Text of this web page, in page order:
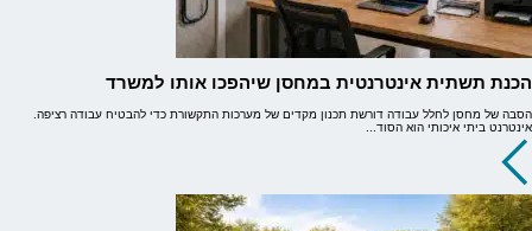
הכנת תשתית אינטרנטית במחסן שיהפכו אותו למשרד
הסבה של מחסן לחלל עבודה דורשת תכנון מקדים של מערכות התקשורת כדי להבטיח עבודה רציפה.
אינטרנט ביתי איכותי הוא הסוד...